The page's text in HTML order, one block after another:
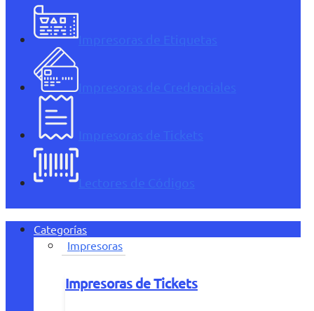
Impresoras de Etiquetas
Impresoras de Credenciales
Impresoras de Tickets
Lectores de Códigos
Categorías
Impresoras
Impresoras de Tickets